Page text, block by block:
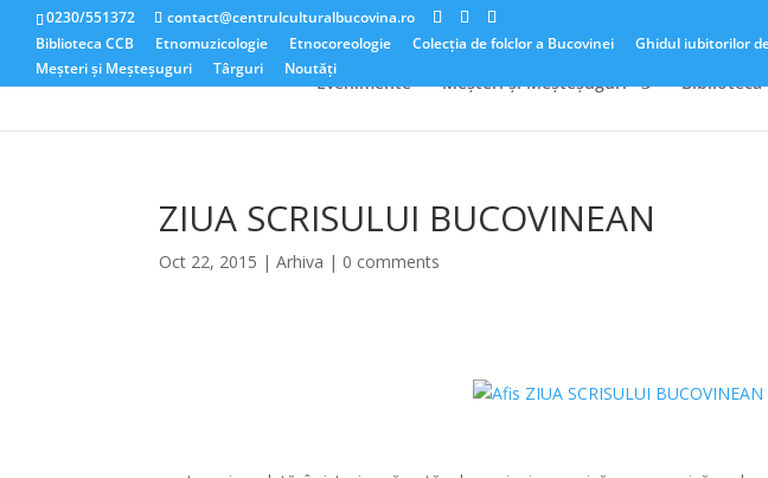
0230/551372
contact@centrulculturalbucovina.ro
Biblioteca CCB
Etnomuzicologie Etnocoreologie Colecția de folclor a Bucovinei Ghidul iubitorilor
Meșteri și Meșteșuguri
Târguri Noutăți
Evenimente Meșteri și Meșteșuguri Biblioteca
ZIUA SCRISULUI BUCOVINEAN
Oct 22, 2015 |Arhiva | 0 comments